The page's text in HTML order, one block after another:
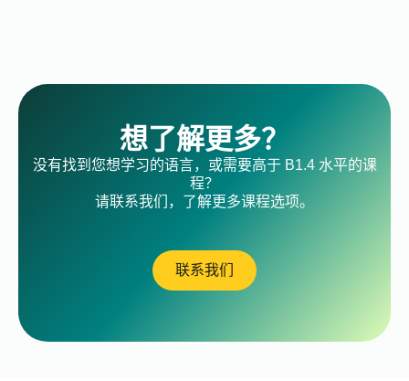
想了解更多？
没有找到您想学习的语言，或需要高于 B1.4 水平的课
程？
请联系我们，了解更多课程选项。
联系我们